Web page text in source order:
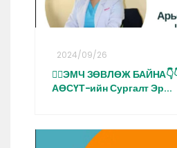
2024/09/26
👩‍⚕️ЭМЧ ЗӨВЛӨЖ
АӨСҮТ-ийн Сургалт Эр...